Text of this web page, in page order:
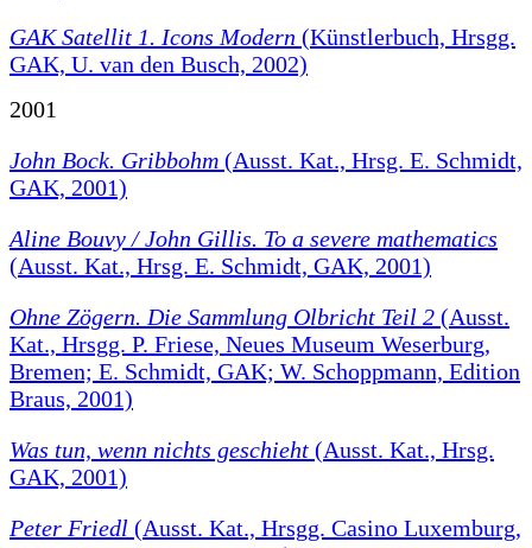
GAK Satellit 1. Icons Modern (Künstlerbuch, Hrsgg.
GAK, U. van den Busch, 2002)
2001
John Bock. Gribbohm (Ausst. Kat., Hrsg. E. Schmidt,
GAK, 2001)
Aline Bouvy / John Gillis. To a severe mathematics
(Ausst. Kat., Hrsg. E. Schmidt, GAK, 2001)
Ohne Zögern. Die Sammlung Olbricht Teil 2 (Ausst.
Kat., Hrsgg. P. Friese, Neues Museum Weserburg,
Bremen; E. Schmidt, GAK; W. Schoppmann, Edition
Braus, 2001)
Was tun, wenn nichts geschieht (Ausst. Kat., Hrsg.
GAK, 2001)
Peter Friedl (Ausst. Kat., Hrsgg. Casino Luxemburg,